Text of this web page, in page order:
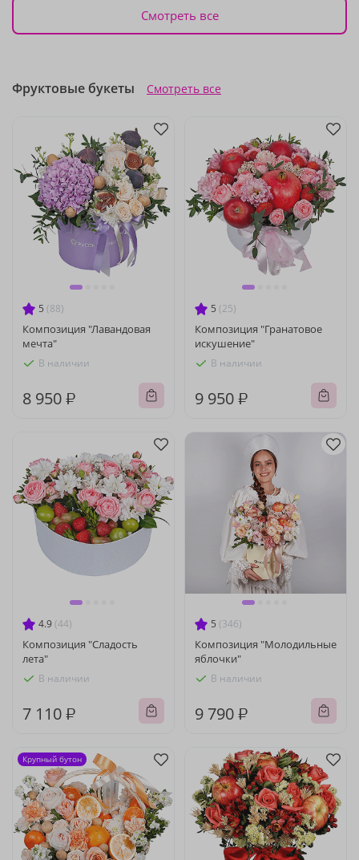
Смотреть все
Фруктовые букеты Смотреть все
5 (88)
Композиция "Лавандовая
мечта"
В наличии
8 950 ₽
5 (25)
Композиция "Гранатовое
искушение"
В наличии
9 950 ₽
4.9 (44)
Композиция "Сладость
лета"
В наличии
7 110 ₽
5 (346)
Композиция "Молодильные
яблочки"
В наличии
9 790 ₽
Крупный бутон